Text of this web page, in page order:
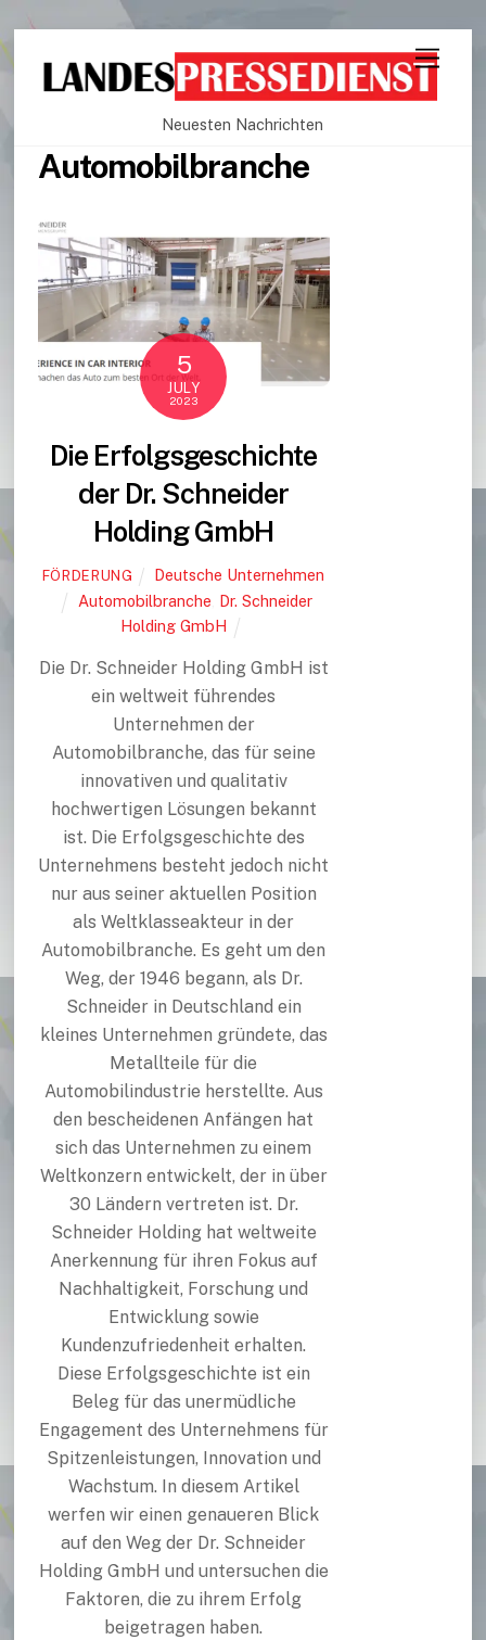
Neuesten Nachrichten
Automobilbranche
5
JULY
2023
Die Erfolgsgeschichte
der Dr. Schneider
Holding GmbH
FÖRDERUNG
Deutsche Unternehmen
Automobilbranche Dr. Schneider
Holding GmbH
Die Dr. Schneider Holding GmbH ist
ein weltweit führendes
Unternehmen der
Automobilbranche, das für seine
innovativen und qualitativ
hochwertigen Lösungen bekannt
ist. Die Erfolgsgeschichte des
Unternehmens besteht jedoch nicht
nur aus seiner aktuellen Position
als Weltklasseakteur in der
Automobilbranche. Es geht um den
Weg, der 1946 begann, als Dr.
Schneider in Deutschland ein
kleines Unternehmen gründete, das
Metallteile für die
Automobilindustrie herstellte. Aus
den bescheidenen Anfängen hat
sich das Unternehmen zu einem
Weltkonzern entwickelt, der in über
30 Ländern vertreten ist. Dr.
Schneider Holding hat weltweite
Anerkennung für ihren Fokus auf
Nachhaltigkeit, Forschung und
Entwicklung sowie
Kundenzufriedenheit erhalten.
Diese Erfolgsgeschichte ist ein
Beleg für das unermüdliche
Engagement des Unternehmens für
Spitzenleistungen, Innovation und
Wachstum. In diesem Artikel
werfen wir einen genaueren Blick
auf den Weg der Dr. Schneider
Holding GmbH und untersuchen die
Faktoren, die zu ihrem Erfolg
beigetragen haben.